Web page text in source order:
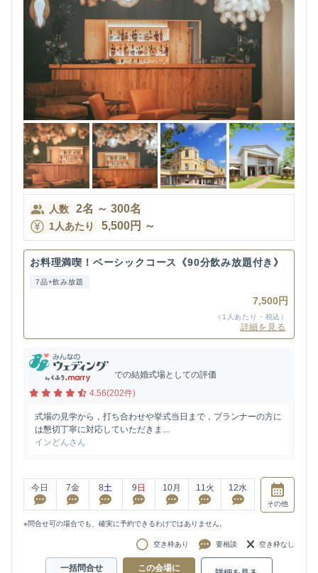
人数 2名 ～ 300名
1人あたり 5,500円 ～
お料理満喫！ベーシックコース《90分飲み放題付き》
7品+飲み放題
7,500円
（1人あたり・税込）
詳細を見る
での結婚式場としての評価
4.56(202件)
式場の見学から，打ち合わせや挙式当日まで，プランナーの方に
は懇切丁寧に対応していただきま...
インどんさん
今日 7金 8土 9 日 10月 11火 12水
その他
※問合せ可の場合でも、確実に予約できるわけではありません。
空き枠あり 要相談 空き枠なし
一括問合せ
この会場に